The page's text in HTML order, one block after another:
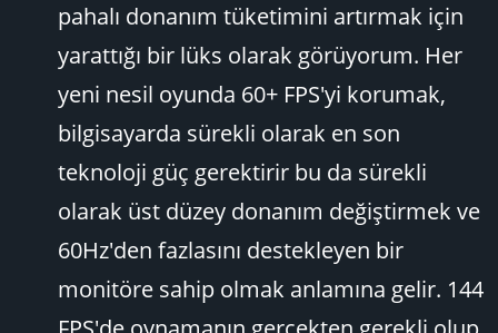
pahalı donanım tüketimini artırmak için
yarattığı bir lüks olarak görüyorum. Her
yeni nesil oyunda 60+ FPS'yi korumak,
bilgisayarda sürekli olarak en son
teknoloji güç gerektirir bu da sürekli
olarak üst düzey donanım değiştirmek ve
60Hz'den fazlasını destekleyen bir
monitöre sahip olmak anlamına gelir. 144